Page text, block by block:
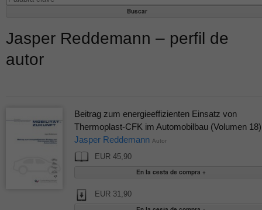
Jasper Reddemann – perfil de
autor
Beitrag zum energieeffizienten Einsatz von
Thermoplast-CFK im Automobilbau (Volumen 18)
Jasper Reddemann Autor
EUR 45,90
EUR 31,90